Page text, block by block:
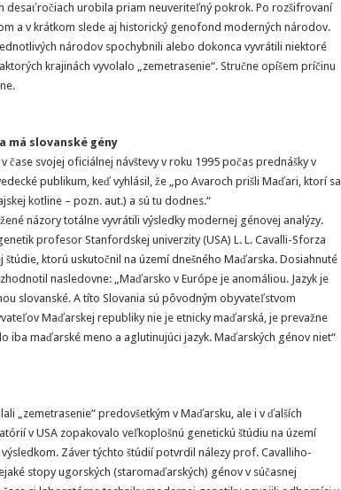
desaťročiach urobila priam neuveriteľný pokrok. Po rozšifrovaní
a v krátkom slede aj historický genofond moderných národov.
národov spochybnili alebo dokonca vyvrátili niektoré
krajinách vyvolalo „zemetrasenie“. Stručne opíšem príčinu
má slovanské gény
čase svojej oficiálnej návštevy v roku 1995 počas prednášky v
publikum, keď vyhlásil, že „po Avaroch prišli Maďari, ktorí sa
kotline – pozn. aut.) a sú tu dodnes.“
názory totálne vyvrátili výsledky modernej génovej analýzy.
profesor Stanfordskej univerzity (USA) L. L. Cavalli-Sforza
ktorú uskutočnil na území dnešného Maďarska. Dosiahnuté
nasledovne: „Maďarsko v Európe je anomáliou. Jazyk je
slovanské. A títo Slovania sú pôvodným obyvateľstvom
Maďarskej republiky nie je etnicky maďarská, je prevažne
iba maďarské meno a aglutinujúci jazyk. Maďarských génov niet“
„zemetrasenie“ predovšetkým v Maďarsku, ale i v ďalších
v USA zopakovalo veľkoplošnú genetickú štúdiu na území
Záver týchto štúdií potvrdil nálezy prof. Cavalliho-
stopy ugorských (staromaďarských) génov v súčasnej